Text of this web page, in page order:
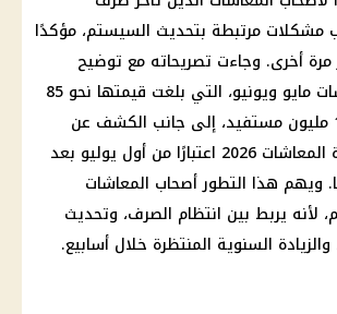
مرتبطة بتحديث السيستم، مؤكدًا
مرة أخرى. وجاءت تصريحاته مع توضيح
موقف صرف معاشات مايو ويونيو، التي بلغت قيمتها نحو 85
مليار جنيه لنحو 12 مليون مستفيد، إلى جانب الكشف عن
موعد تطبيق زيادة المعاشات 2026 اعتبارًا من أول يوليو بعد
ويهم هذا التطور أصحاب المعاشات
لأنه يربط بين انتظام الصرف، وتحديث
السنوية المنتظرة خلال أسابيع.